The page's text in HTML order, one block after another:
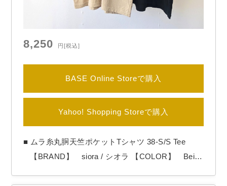
8,250 円 [税込]
BASE Online Storeで購入
Yahoo! Shopping Storeで購入
■ ムラ糸丸胴天竺ポケットTシャツ 38-S/S Tee